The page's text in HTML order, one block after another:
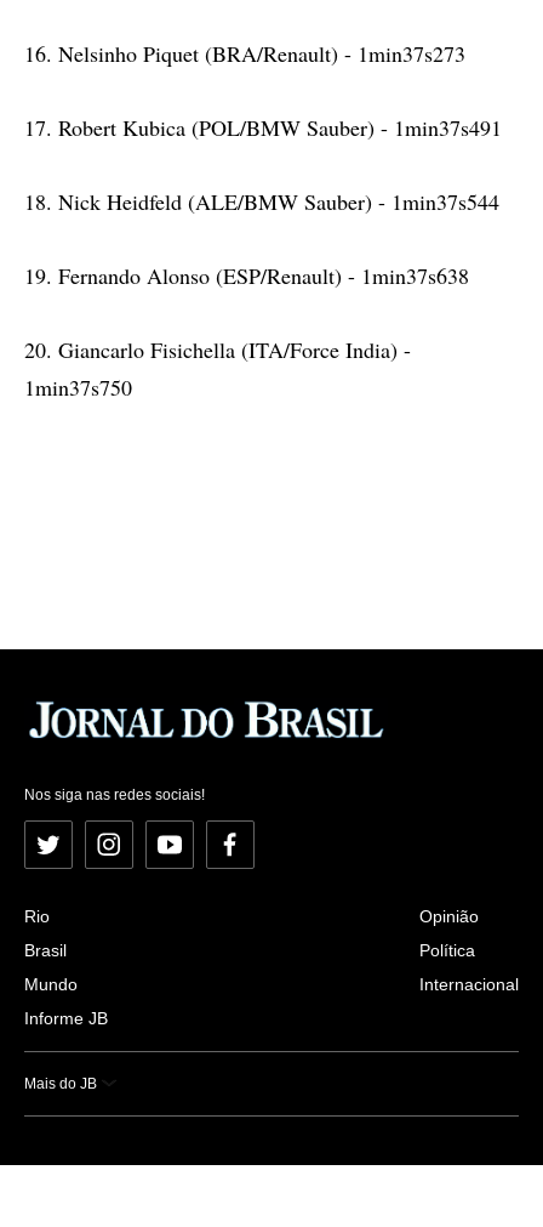
16. Nelsinho Piquet (BRA/Renault) - 1min37s273
17. Robert Kubica (POL/BMW Sauber) - 1min37s491
18. Nick Heidfeld (ALE/BMW Sauber) - 1min37s544
19. Fernando Alonso (ESP/Renault) - 1min37s638
20. Giancarlo Fisichella (ITA/Force India) -
1min37s750
Nos siga nas redes sociais!
Twitter InstagramYouTubeFacebook
Rio
Brasil
Mundo
Informe JB
Opinião
Política
Internacional
Mais do JB
Esportes